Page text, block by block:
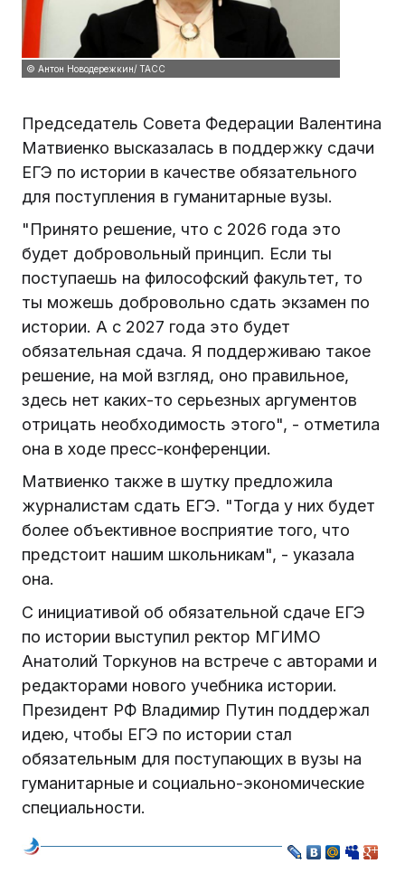
© Антон Новодережкин/ ТАСС
Председатель Совета Федерации Валентина
Матвиенко высказалась в поддержку сдачи
ЕГЭ по истории в качестве обязательного
для поступления в гуманитарные вузы.
"Принято решение, что с 2026 года это
будет добровольный принцип. Если ты
поступаешь на философский факультет, то
ты можешь добровольно сдать экзамен по
истории. А с 2027 года это будет
обязательная сдача. Я поддерживаю такое
решение, на мой взгляд, оно правильное,
здесь нет каких-то серьезных аргументов
отрицать необходимость этого", - отметила
она в ходе пресс-конференции.
Матвиенко также в шутку предложила
журналистам сдать ЕГЭ. "Тогда у них будет
более объективное восприятие того, что
предстоит нашим школьникам", - указала
она.
С инициативой об обязательной сдаче ЕГЭ
по истории выступил ректор МГИМО
Анатолий Торкунов на встрече с авторами и
редакторами нового учебника истории.
Президент РФ Владимир Путин поддержал
идею, чтобы ЕГЭ по истории стал
обязательным для поступающих в вузы на
гуманитарные и социально-экономические
специальности.